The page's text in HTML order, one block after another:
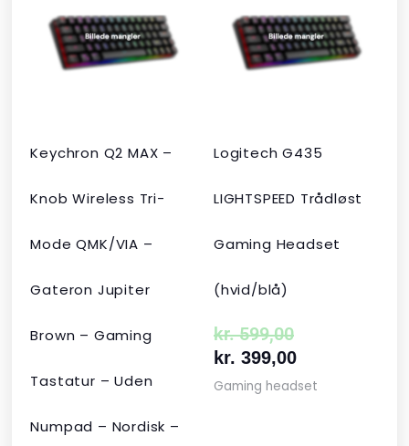
Keychron Q2 MAX –
Knob Wireless Tri-
Mode QMK/VIA –
Gateron Jupiter
Brown – Gaming
Tastatur – Uden
Numpad – Nordisk –
pris
var:
kr. 2.190,00.
pris
er:
kr. 1.465,00.
Logitech G435
LIGHTSPEED Trådløst
Gaming Headset
(hvid/blå)
kr.599,00
pris
var:
kr. 599,00.
kr. 399,00
pris
er:
kr. 399,00.
Gaming headset